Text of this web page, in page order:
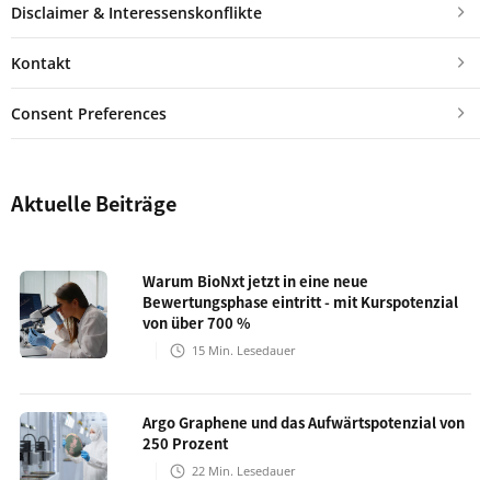
Disclaimer & Interessenskonflikte
Kontakt
Consent Preferences
Aktuelle Beiträge
Warum BioNxt jetzt in eine neue
Bewertungsphase eintritt - mit Kurspotenzial
von über 700 %
15 Min. Lesedauer
Argo Graphene und das Aufwärtspotenzial von
250 Prozent
22 Min. Lesedauer